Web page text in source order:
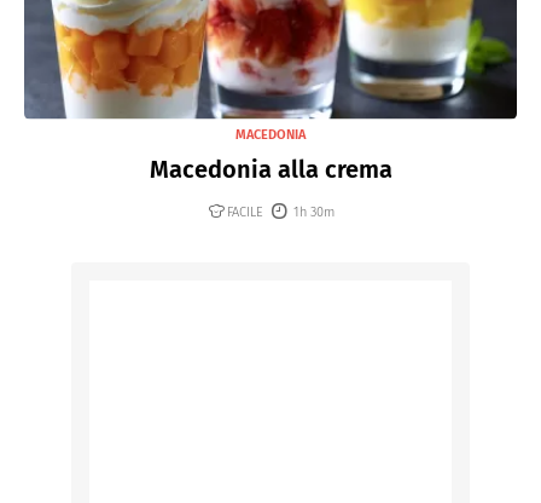
MACEDONIA
Macedonia alla crema
FACILE 1h 30m